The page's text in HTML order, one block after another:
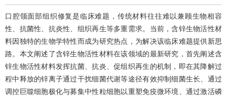
口腔颌面部组织修复是临床难题，传统材料往往难以兼顾生物相容
性、抗菌性、抗炎性、组织再生等多重需求。当前，含锌生物活性材
料因独特的生物学特性而成为研究热点，为解决该临床难题提供新思
路。本文阐述了含锌生物活性材料在该领域的最新研究，首先阐述含
锌生物活性材料发挥抗菌、抗炎、促组织再生的机制，即在其降解过
程中释放的锌离子通过干扰细菌代谢等途径有效抑制细菌生长、通过
调控巨噬细胞极化与募集中性粒细胞以重塑免疫微环境、通过激活磷